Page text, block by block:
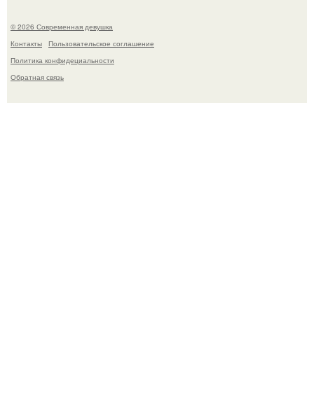
© 2026 Современная девушка
Контакты
Пользовательское соглашение
Политика конфидециальности
Обратная связь